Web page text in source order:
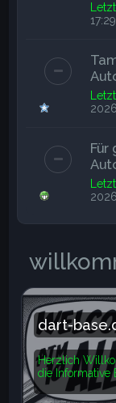
17:29
Für
dart-
Herzlich
die Informative